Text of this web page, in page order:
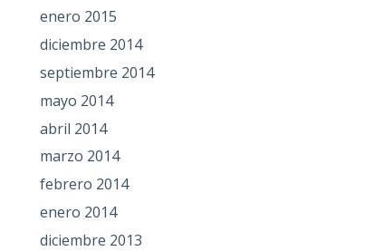
enero 2015
diciembre 2014
septiembre 2014
mayo 2014
abril 2014
marzo 2014
febrero 2014
enero 2014
diciembre 2013